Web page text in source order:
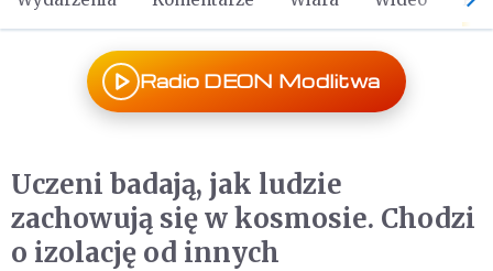
Radio DEON Modlitwa
Uczeni badają, jak ludzie
zachowują się w kosmosie. Chodzi
o izolację od innych